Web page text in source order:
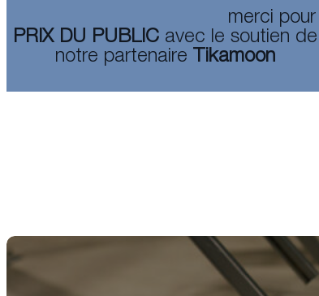
merci
PRIX DU PUBLICavec le soutien de
notre partenaire Tikamoon